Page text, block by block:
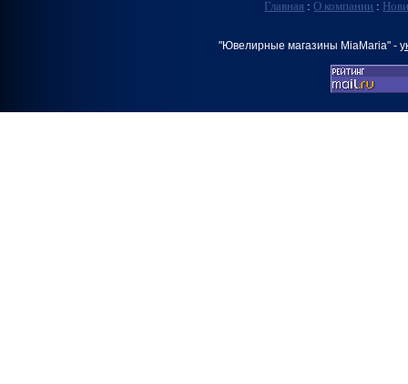
Главная :О компании :
"Ювелирные магазины MiaMaria" -